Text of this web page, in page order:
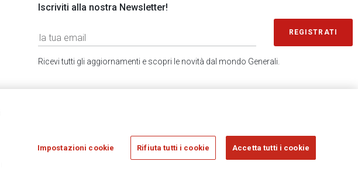
Iscriviti alla nostra Newsletter!
REGISTRATI
Ricevi tutti gli aggiornamenti e scopri le novità dal mondo Generali.
© Assicurazioni Generali S.p.A. - C.F. 00079760328 E P. IVA DI GRUPPO 01333550323
Impostazioni cookie Rifiuta tutti i cookie Accetta tutti i cookie